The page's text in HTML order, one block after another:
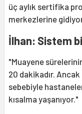
üç aylık sertifika
merkezlerine
İlhan: Sistem
"Muayene
20 dakikadır.
sebebiyle
kısalma yaşanıyor."